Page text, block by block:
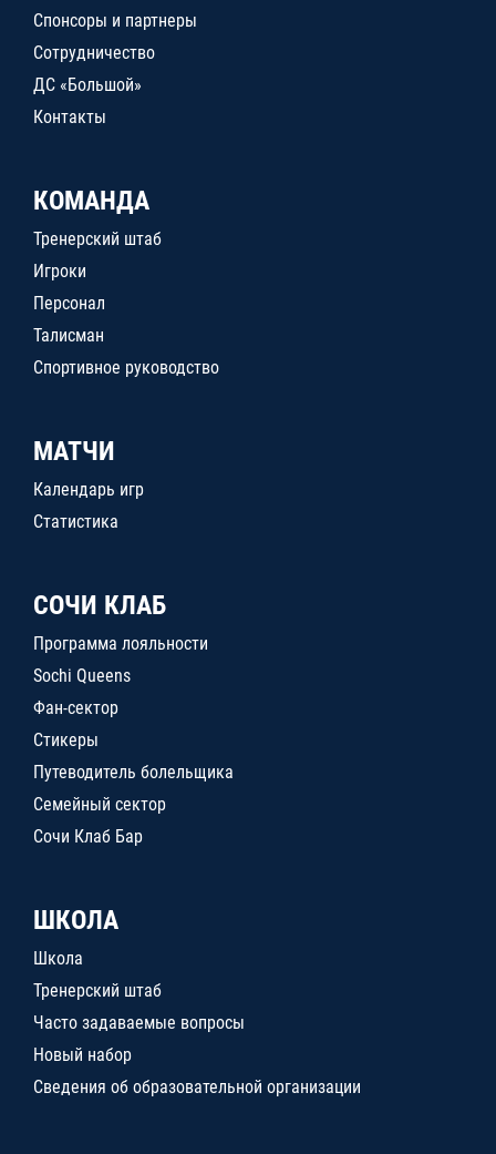
Спонсоры и партнеры
Сотрудничество
ДС «Большой»
Контакты
КОМАНДА
Тренерский штаб
Игроки
Персонал
Талисман
Спортивное руководство
МАТЧИ
Календарь игр
Статистика
СОЧИ КЛАБ
Программа лояльности
Sochi Queens
Фан-сектор
Стикеры
Путеводитель болельщика
Семейный сектор
Сочи Клаб Бар
ШКОЛА
Школа
Тренерский штаб
Часто задаваемые вопросы
Новый набор
Сведения об образовательной организации